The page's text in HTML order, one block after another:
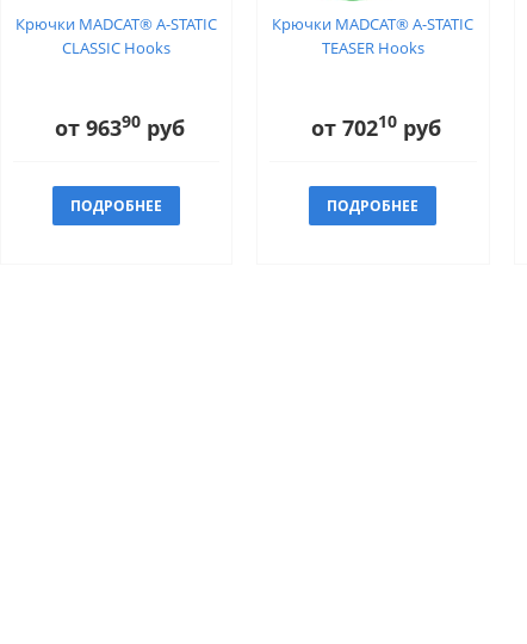
Крючки MADCAT® A-STATIC
CLASSIC Hooks
от 96390руб
ПОДРОБНЕЕ
Крючки MADCAT® A-STATIC
TEASER Hooks
от 70210 руб
ПОДРОБНЕЕ